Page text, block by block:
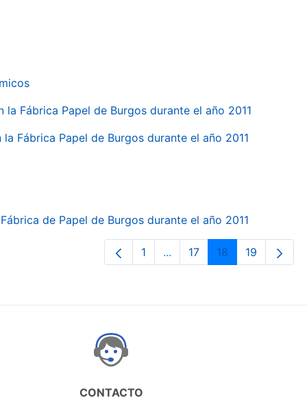
Fábrica Papel de Burgos durante el año 2011
Fábrica Papel de Burgos durante el año 2011
de Papel de Burgos durante el año 2011
Página
1 ...Páginas intermedias Use
Página
17 Página
18 Página
19
CONTACTO